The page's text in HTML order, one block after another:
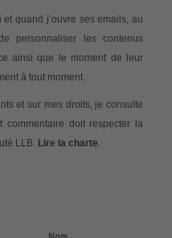
quand j’ouvre ses emails, au
personnaliser les contenus
ainsi que le moment de leur
à tout moment.
et sur mes droits, je consulte
commentaire doit respecter la
LLB. Lire la charte.